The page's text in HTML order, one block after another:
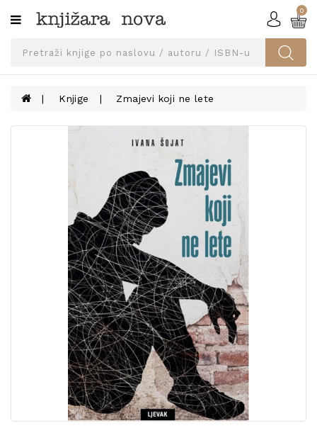
Kategorije
SVEUČILIŠNA
UDŽBENICI
KNJIGE
UDŽBENIKE!
0
Knjige Zmajevi koji ne lete